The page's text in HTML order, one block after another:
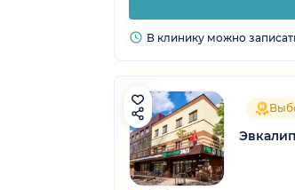
В клинику можно